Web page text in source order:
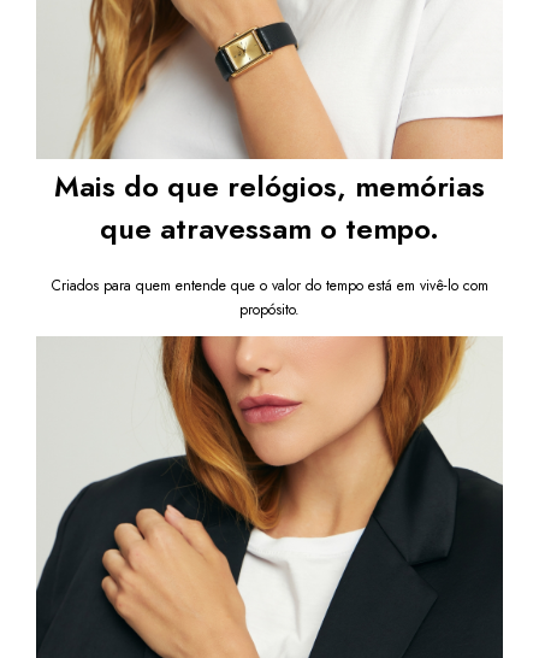
Mais do que relógios, memórias
que atravessam o tempo.
Criados para quem entende que o valor do tempo está em vivê-lo com
propósito.